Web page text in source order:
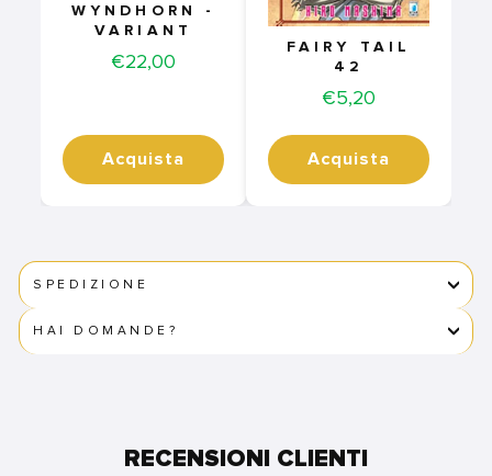
WYNDHORN -
VARIANT
Price
€22,00
Acquista
FAIRY TAIL
42
Price
€5,20
Acquista
SPEDIZIONE
HAI DOMANDE?
RECENSIONI CLIENTI